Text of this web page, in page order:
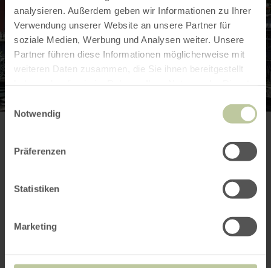
analysieren. Außerdem geben wir Informationen zu Ihrer
Verwendung unserer Website an unsere Partner für
soziale Medien, Werbung und Analysen weiter. Unsere
Partner führen diese Informationen möglicherweise mit
weiteren Daten zusammen, die Sie ihnen bereitgestellt
Einwilligungsauswahl
Notwendig
Präferenzen
Statistiken
Marketing
Meer informatie
Prijzen
Contactgegevens van de aanbieder